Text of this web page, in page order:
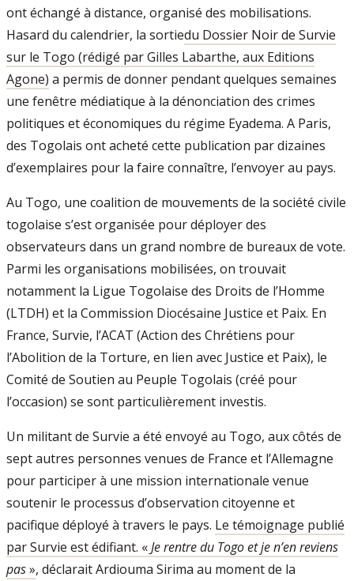
ont échangé à distance, organisé des mobilisations.
Hasard du calendrier, la sortiedu Dossier Noir de Survie
sur le Togo (rédigé par Gilles Labarthe, aux Editions
Agone) a permis de donner pendant quelques semaines
une fenêtre médiatique à la dénonciation des crimes
politiques et économiques du régime Eyadema. A Paris,
des Togolais ont acheté cette publication par dizaines
d’exemplaires pour la faire connaître, l’envoyer au pays.
Au Togo, une coalition de mouvements de la société civile
togolaise s’est organisée pour déployer des
observateurs dans un grand nombre de bureaux de vote.
Parmi les organisations mobilisées, on trouvait
notamment la Ligue Togolaise des Droits de l’Homme
(LTDH) et la Commission Diocésaine Justice et Paix. En
France, Survie, l’ACAT (Action des Chrétiens pour
l’Abolition de la Torture, en lien avec Justice et Paix), le
Comité de Soutien au Peuple Togolais (créé pour
l’occasion) se sont particulièrement investis.
Un militant de Survie a été envoyé au Togo, aux côtés de
sept autres personnes venues de France et l’Allemagne
pour participer à une mission internationale venue
soutenir le processus d’observation citoyenne et
pacifique déployé à travers le pays. Le témoignage publié
par Survie est édifiant. «Je rentre du Togo et je n’en reviens
pas», déclarait Ardiouma Sirima au moment de la